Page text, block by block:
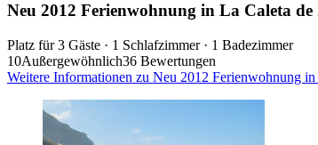
Neu 2012 Ferienwohnung in La Caleta
Platz für 3 Gäste · 1 Schlafzimmer · 1 Badezimmer
10Außergewöhnlich36 Bewertungen
Weitere Informationen zu Neu 2012 Ferienwohnung